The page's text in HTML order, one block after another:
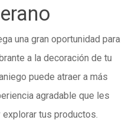
una gran oportunidad para
a la decoración de tu
puede atraer a más
agradable que les
explorar tus productos.